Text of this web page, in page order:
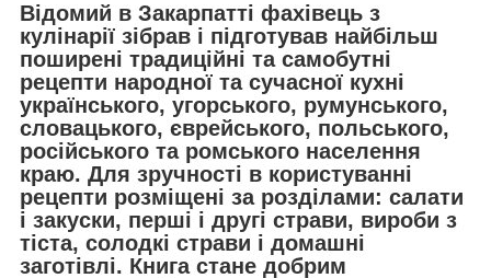
Відомий в Закарпатті фахівець з
кулінарії зібрав і підготував найбільш
поширені традиційні та самобутні
рецепти народної та сучасної кухні
українського, угорського, румунського,
словацького, єврейського, польського,
російського та ромського населення
краю. Для зручності в користуванні
рецепти розміщені за розділами: салати
і закуски, перші і другі страви, вироби з
тіста, солодкі страви і домашні
заготівлі. Книга стане добрим